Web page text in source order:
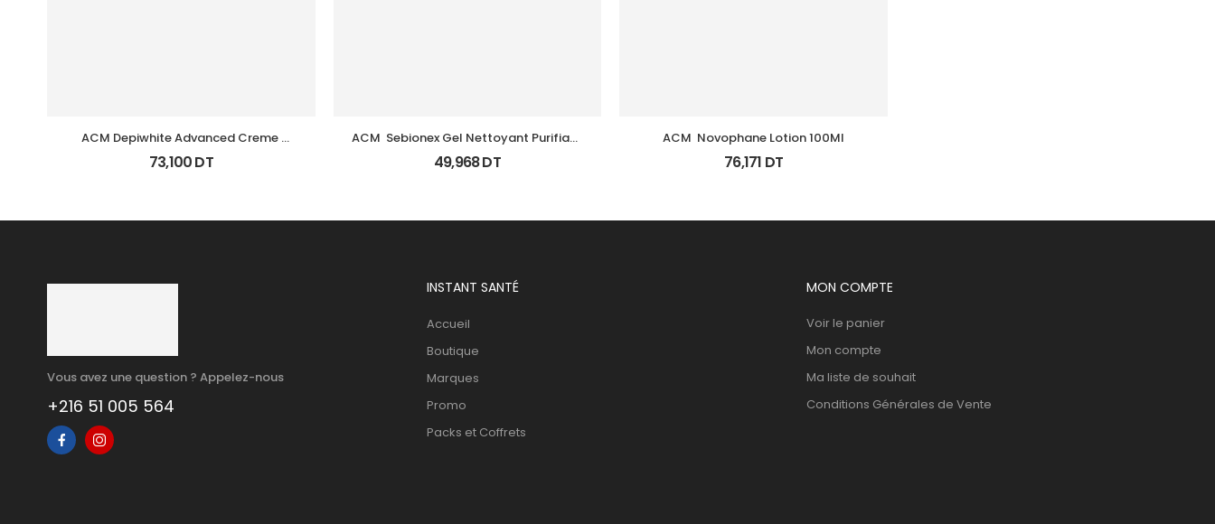
ACM Depiwhite Advanced Creme
Depigmentant Tb 40Ml
73,100DT
ACM  Sebionex Gel Nettoyant Purifiant
Fl 200Ml
49,968DT
ACM  Novophane Lotion 100Ml
76,171 DT
Vous avez une question ? Appelez-nous
+216 51 005 564
INSTANT SANTÉ
Accueil
Boutique
Marques
Promo
Packs et Coffrets
MON COMPTE
Voir le panier
Mon compte
Ma liste de souhait
Conditions Générales de Vente